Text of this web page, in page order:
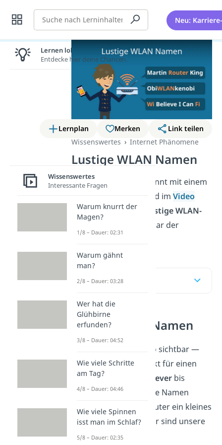
Suche Neu:
Lernplan Merken
Link teilen
Wissenswertes
Internet Phänomene
Lustige WLAN Namen
Gute Verbindung beginnt mit einem
guten Namen. Hier und imVideo
findest du über 150
lustige WLAN-
Namen
, bei denen sogar der
Nachbar schmunzelt.
Inhaltsübersicht
Top 15 WLAN‑Namen
Dein WLAN ist sowieso sichtbar —
warum also nicht direkt für einen
Lachersorgen? Von clever bis
komplettabsurd
: Diese Namen
machen aus jedem Router ein kleines
Comedy-Highlight. Hier sind unsere
Top 15:
Lernen lohnt sich!
Entdecke hier deine Chancen.
Wissenswertes
Interessante Fragen
Warum knurrt der
Magen?
1/8 – Dauer: 02:31
Warum gähnt
man?
2/8 – Dauer: 03:28
Wer hat die
Glühbirne
erfunden?
3/8 – Dauer: 04:52
Wie viele Schritte
am Tag?
4/8 – Dauer: 04:46
Wie viele Spinnen
isst man im Schlaf?
5/8 – Dauer: 02:35